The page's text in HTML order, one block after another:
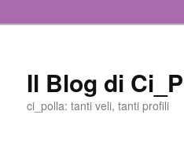
Il Blog di
ci_polla: tanti veli, tanti profili